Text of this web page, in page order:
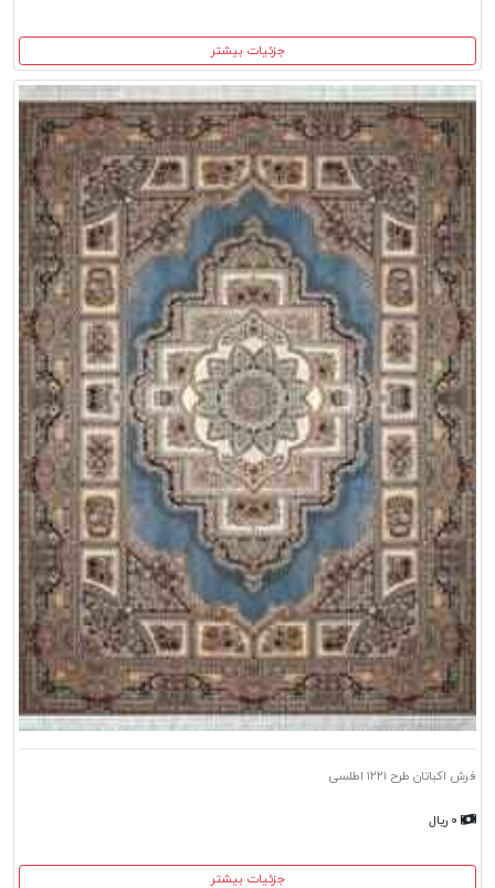
جزئیات بیشتر
فرش اکباتان طرح ۱۲۲۱ اطلسی
جزئیات بیشتر